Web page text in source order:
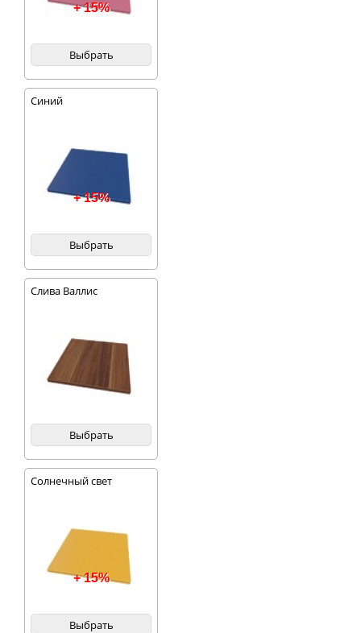
+ 15%
Выбрать
Синий
+ 15%
Выбрать
Слива Валлис
Выбрать
Солнечный свет
+ 15%
Выбрать